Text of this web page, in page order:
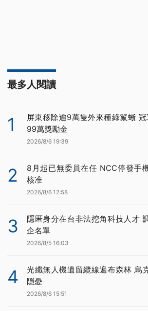
最多人閱讀
1
屏東移除逾9萬隻外來種綠鬣蜥
99萬獎勵金
2026/8/6 19:39
2
8月起已無委員在任 NCC停發手
核准
2026/8/6 12:58
3
隱匿身分在台非法挖角科技人才
企名單
2026/8/5 16:03
4
光纖無人機遺留纜線遍布森林 烏
隱憂
2026/8/6 15:51